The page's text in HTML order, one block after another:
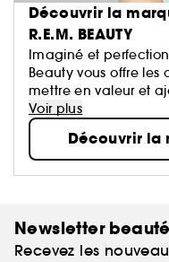
Découvrir la
R.E.M. BEAUTY
Imaginé et
Beauty vous offre les
mettre en valeur et
chaque jour — pour
Découvrez le
futuristes, des
hybrides enrichies
Vegan et sans
Voir plus
Découvrir la
Newsletter beauté
Recevez les